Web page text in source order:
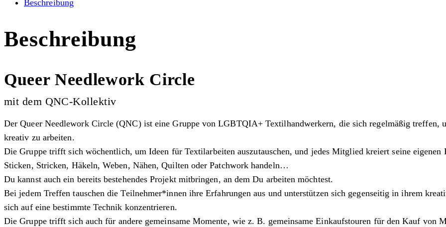
Beschreibung
Beschreibung
Queer Needlework Circle
mit dem QNC-Kollektiv
Der Queer Needlework Circle (QNC) ist eine Gruppe von LGBTQIA+ Textilhandwerkern, die sich regelmäßig treffen,
kreativ zu arbeiten.
Die Gruppe trifft sich wöchentlich, um Ideen für Textilarbeiten auszutauschen, und jedes Mitglied kreiert seine
Sticken, Stricken, Häkeln, Weben, Nähen, Quilten oder Patchwork handeln…
Du kannst auch ein bereits bestehendes Projekt mitbringen, an dem Du arbeiten möchtest.
Bei jedem Treffen tauschen die Teilnehmer*innen ihre Erfahrungen aus und unterstützen sich gegenseitig in ihrem
sich auf eine bestimmte Technik konzentrieren.
Die Gruppe trifft sich auch für andere gemeinsame Momente, wie z. B. gemeinsame Einkaufstouren für den Kauf von